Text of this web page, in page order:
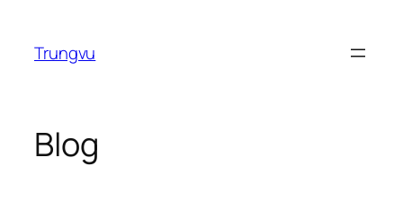
phầnTrungvu
Blog